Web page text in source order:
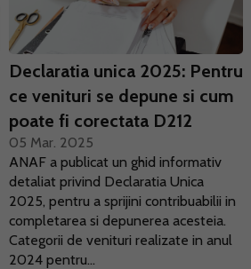
Declaratia unica 2025: Pentru
ce venituri se depune si cum
poate fi corectata D212
05 Mar. 2025
ANAF a publicat un ghid informativ
detaliat privind Declaratia Unica
2025, pentru a sprijini contribuabilii in
completarea si depunerea acesteia.
Categorii de venituri realizate in anul
2024 pentru...